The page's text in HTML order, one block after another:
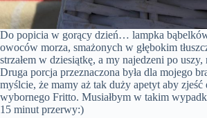
Do popicia w gorący dzień… lampka
owoców morza, smażonych w głębokim
strzałem w dziesiątkę, a my najedzeni po
Druga porcja przeznaczona była dla mojego
myślcie, że mamy aż tak duży apetyt aby
wybornego Fritto. Musiałbym w takim
15 minut przerwy:)